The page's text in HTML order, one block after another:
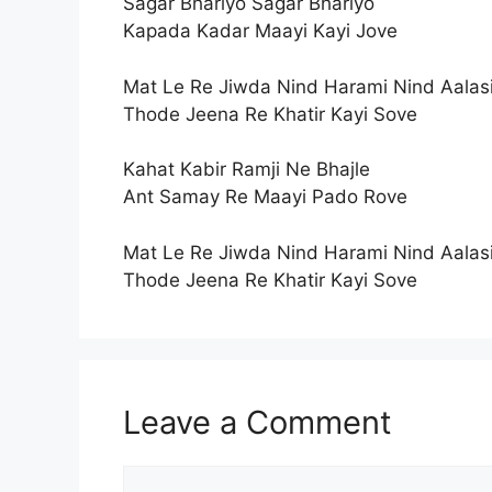
Kapada Kadar Maayi Kayi Jove
Mat Le Re Jiwda Nind Harami Nind
Thode Jeena Re Khatir Kayi Sove
Kahat Kabir Ramji Ne Bhajle
Ant Samay Re Maayi Pado Rove
Mat Le Re Jiwda Nind Harami Nind
Thode Jeena Re Khatir Kayi Sove
Leave a Comment